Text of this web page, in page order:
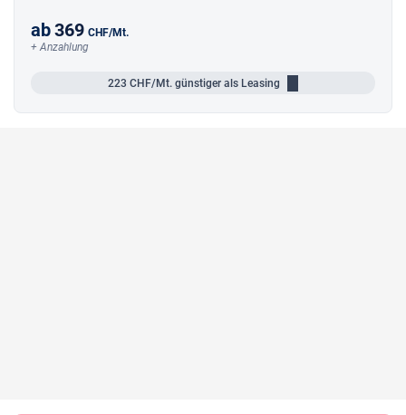
ab369 CHF/Mt.
+ Anzahlung
223 CHF/Mt. günstiger als Leasing